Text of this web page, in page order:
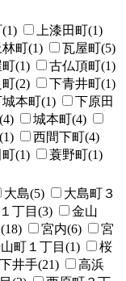
上漆田町(1)
町(1)
瓦屋町(5)
(1)
古仏頂町(1)
(2)
下青井町(1)
本町(1)
下原田
城本町(4)
西間下町(4)
(1)
蓑野町(1)
大島(5)
大島町３
丁目(3)
金山
宮内(6)
宮
町１丁目(1)
桜
下井手(21)
高浜